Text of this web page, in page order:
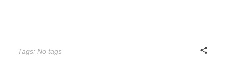
Tags: No tags